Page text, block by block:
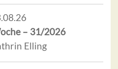
– 31/2026
Elling